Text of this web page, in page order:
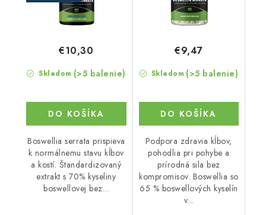
Skladom (>5 balenie)
€10,30
DO KOŠÍKA
Boswellia serrata prispieva
k normálnemu stavu kĺbov
a kostí. Štandardizovaný
extrakt s 70% kyseliny
boswellovej bez...
Skladom (>5 balenie)
€9,47
DO KOŠÍKA
Podpora zdravia kĺbov,
pohodlia pri pohybe a
prírodná sila bez
kompromisov. Boswellia so
65 % boswellových kyselín
v...